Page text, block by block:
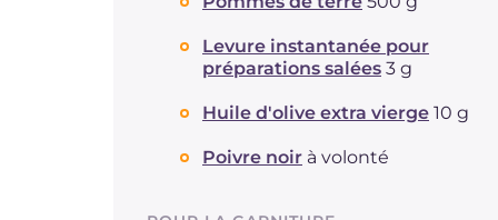
Levure instantanée pour
préparations salées 3 g
Huile d'olive extra vierge 10 g
Poivre noir à volonté